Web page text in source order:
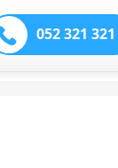
052 321 321